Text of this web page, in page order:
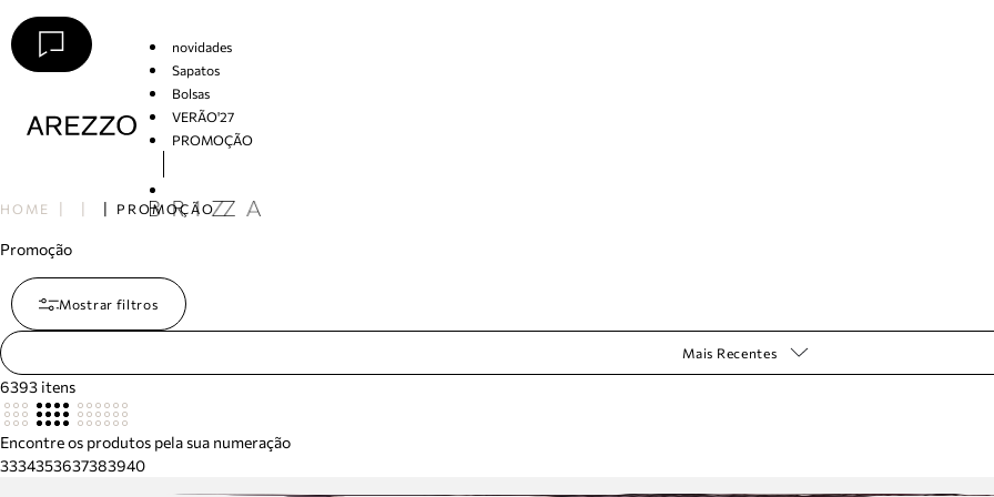
novidades
Sapatos
Bolsas
VERÃO'27
PROMOÇÃO
HOME PROMOÇÃO
Promoção
Mostrar filtros
Mais Recentes
6393 itens
Encontre os produtos pela sua numeração
3334353637383940